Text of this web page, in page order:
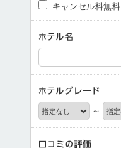
キャンセル料無料
～